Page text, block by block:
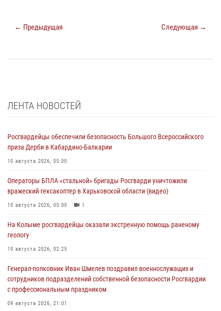
← Предыдущая Следующая →
ЛЕНТА НОВОСТЕЙ
Росгвардейцы обеспечили безопасность Большого Всероссийского
приза Дерби в Кабардино-Балкарии
10 августа 2026, 05:00
Операторы БПЛА «стальной» бригады Росгварди уничтожили
вражеский гексакоптер в Харьковской области (видео)
10 августа 2026, 05:00 1
На Колыме росгвардейцы оказали экстренную помощь раненому
геологу
10 августа 2026, 02:25
Генерал-полковник Иван Шмелев поздравил военнослужащих и
сотрудников подразделений собственной безопасности Росгвардии
с профессиональным праздником
09 августа 2026, 21:01